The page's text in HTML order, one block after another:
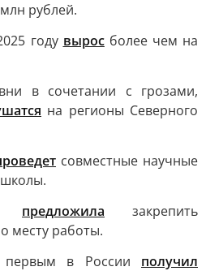
рублей.
году выросболее чем на
в сочетании с грозами,
на регионы Северного
совместные научные
предложила закрепить
месту работы.
первым в России получил